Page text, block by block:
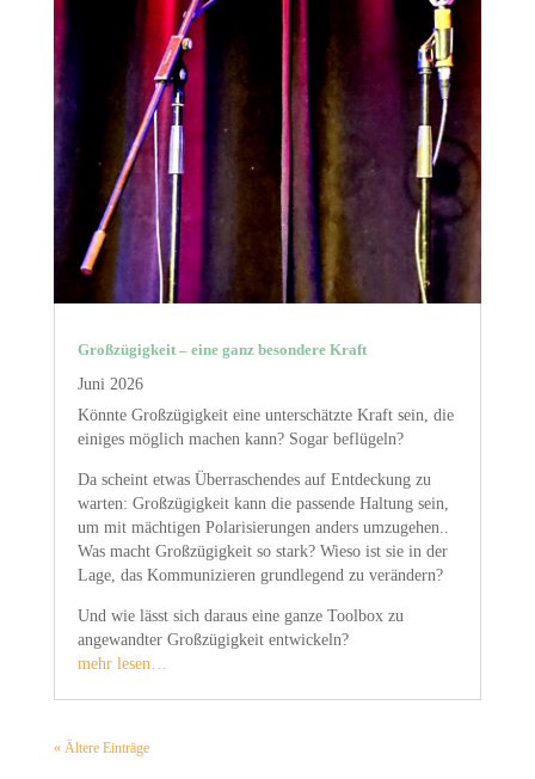
Großzügigkeit – eine ganz besondere Kraft
Juni 2026
Könnte Großzügigkeit eine unterschätzte Kraft sein, die
einiges möglich machen kann? Sogar beflügeln?
Da scheint etwas Überraschendes auf Entdeckung zu
warten: Großzügigkeit kann die passende Haltung sein,
um mit mächtigen Polarisierungen anders umzugehen..
Was macht Großzügigkeit so stark? Wieso ist sie in der
Lage, das Kommunizieren grundlegend zu verändern?
Und wie lässt sich daraus eine ganze Toolbox zu
angewandter Großzügigkeit entwickeln?
mehr lesen…
« Ältere Einträge